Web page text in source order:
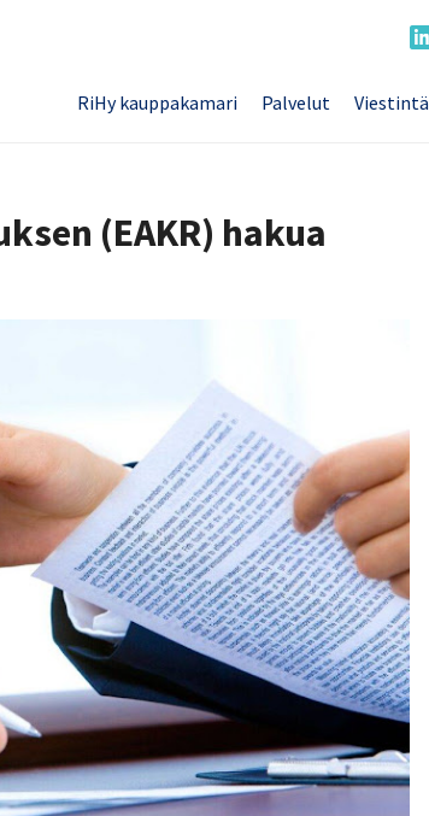
RiHy kauppakamari Palvelut Viestintä
(EAKR) hakua